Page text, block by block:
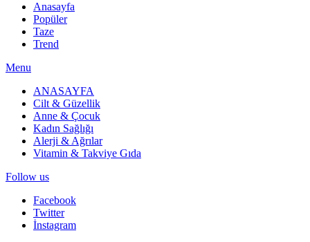
Anasayfa
Popüler
Taze
Trend
Menu
ANASAYFA
Cilt & Güzellik
Anne & Çocuk
Kadın Sağlığı
Alerji & Ağrılar
Vitamin & Takviye Gıda
Follow us
Facebook
Twitter
İnstagram